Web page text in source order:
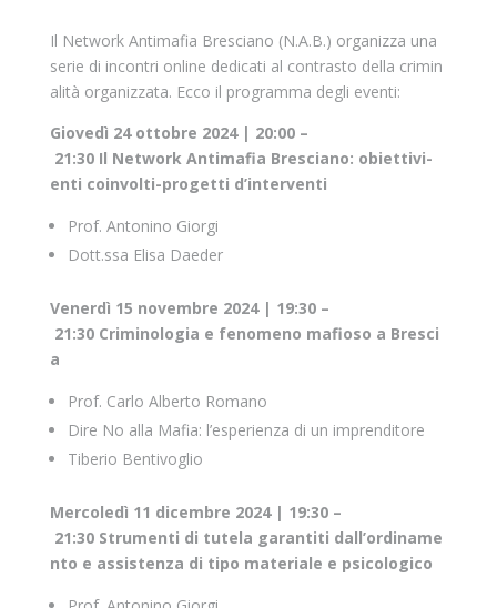
Il Network Antimafia Bresciano (N.A.B.) organizza una
serie di incontri online dedicati al contrasto della crimin
alità organizzata. Ecco il programma degli eventi:
Giovedì 24 ottobre 2024 | 20:00 –
21:30 Il Network Antimafia Bresciano: obiettivi-
enti coinvolti-progetti d’interventi
Prof. Antonino Giorgi
Dott.ssa Elisa Daeder
Venerdì 15 novembre 2024 | 19:30 –
21:30 Criminologia e fenomeno mafioso a Bresci
a
Prof. Carlo Alberto Romano
Dire No alla Mafia: l’esperienza di un imprenditore
Tiberio Bentivoglio
Mercoledì 11 dicembre 2024 | 19:30 –
21:30 Strumenti di tutela garantiti dall’ordiname
nto e assistenza di tipo materiale e psicologico